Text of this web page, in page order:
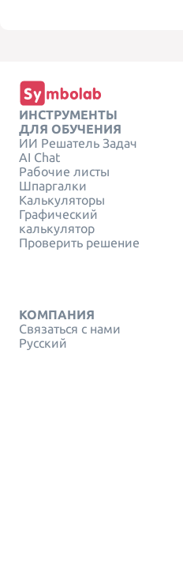
ИНСТРУМЕНТЫ
ДЛЯ ОБУЧЕНИЯ
ИИ Решатель Задач
AI Chat
Рабочие листы
Шпаргалки
Калькуляторы
Графический
калькулятор
Проверить решение
КОМПАНИЯ
Связаться с нами
Русский